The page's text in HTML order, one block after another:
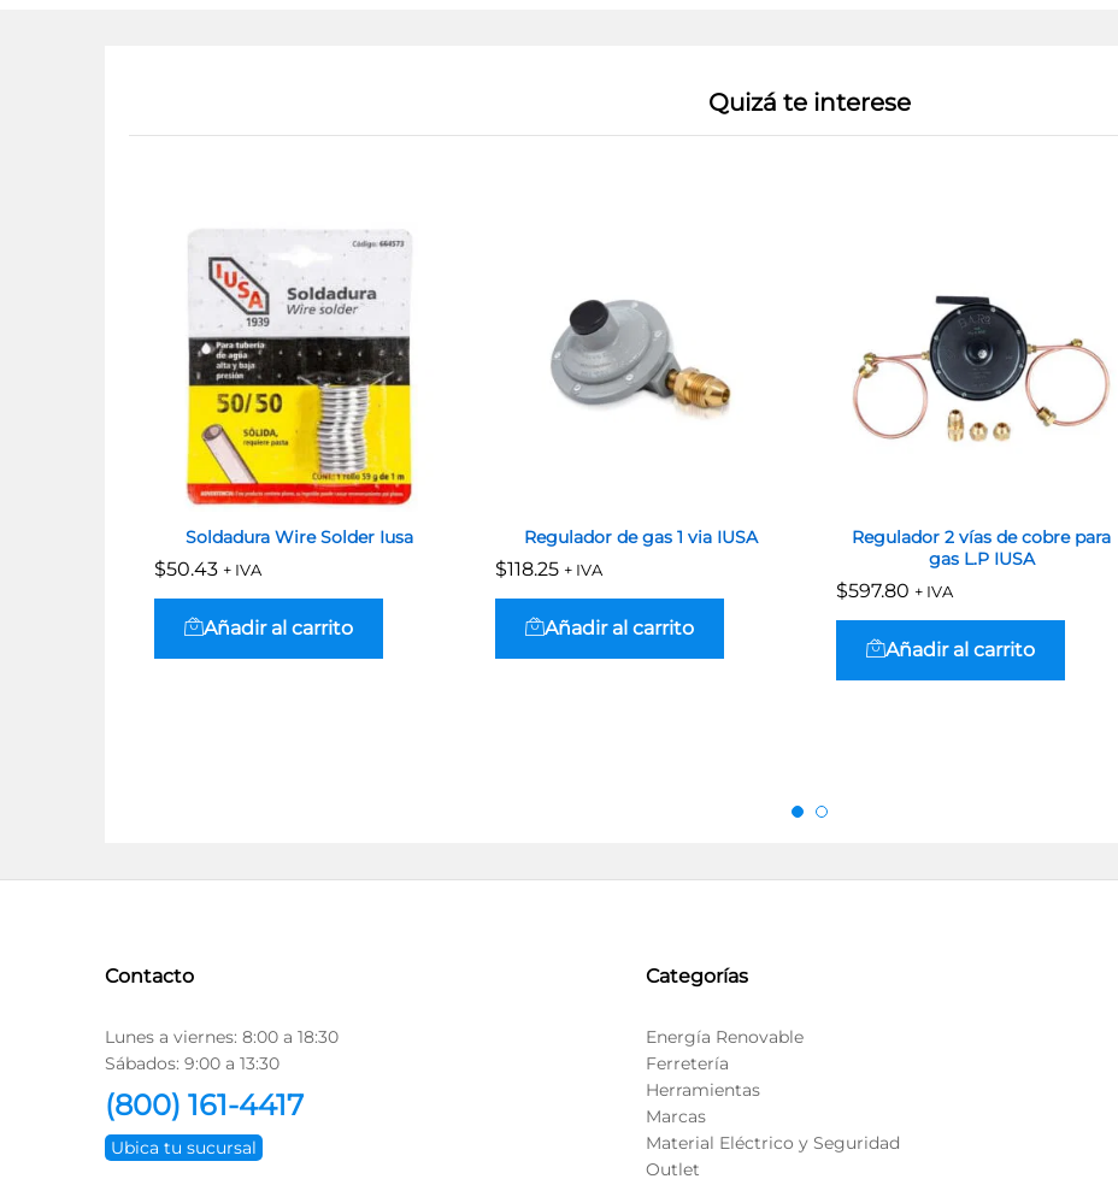
Quizá te interese
Soldadura Wire Solder Iusa
$50.43 + IVA
$50.43
Añadir al carrito
Regulador de gas 1 via IUSA
$118.25 + IVA
$118.25
Añadir al carrito
Regulador 2 vías de cobre para
gas L.P IUSA
$597.80 + IVA
$597.80
Añadir al carrito
Contacto
Lunes a viernes: 8:00 a 18:30
Sábados: 9:00 a 13:30
(800) 161-4417
Ubica tu sucursal
Categorías
Energía Renovable
Ferretería
Herramientas
Marcas
Material Eléctrico y Seguridad
Outlet